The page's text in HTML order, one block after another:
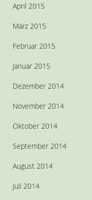
April 2015
März 2015
Februar 2015
Januar 2015
Dezember 2014
November 2014
Oktober 2014
September 2014
August 2014
Juli 2014